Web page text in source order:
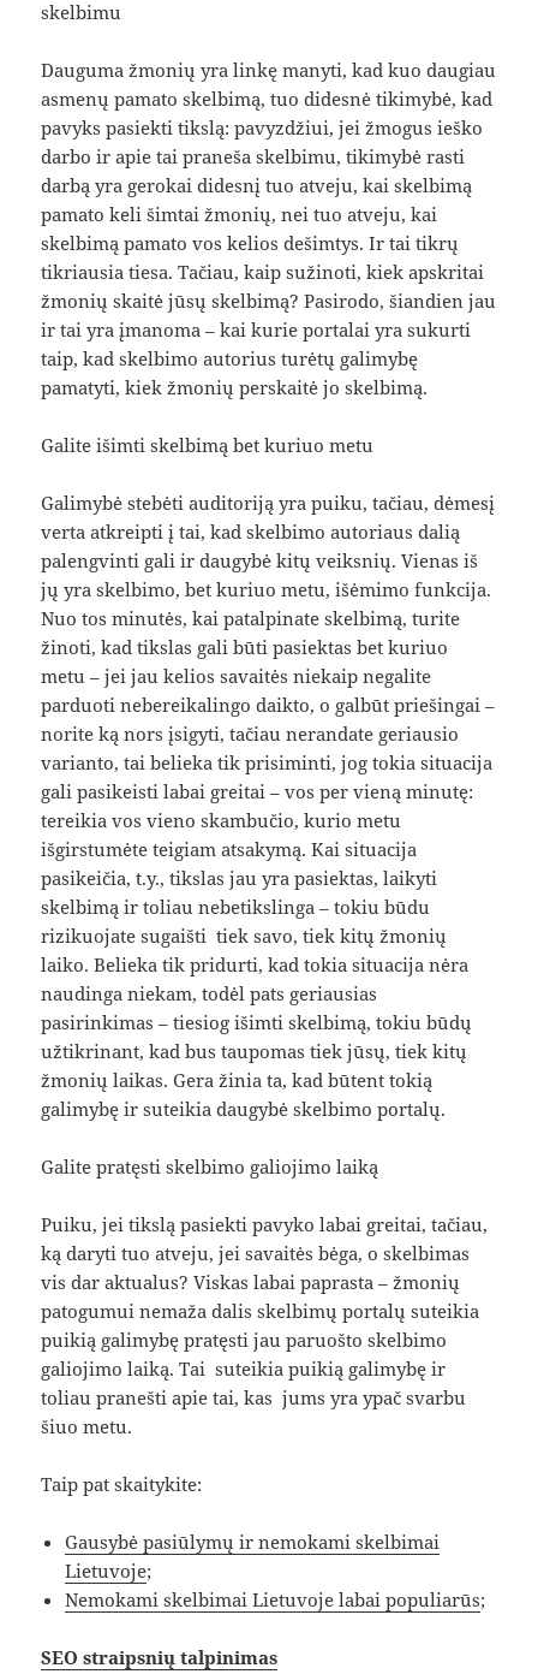
skelbimu
Dauguma žmonių yra linkę manyti, kad kuo daugiau
asmenų pamato skelbimą, tuo didesnė tikimybė, kad
pavyks pasiekti tikslą: pavyzdžiui, jei žmogus ieško
darbo ir apie tai praneša skelbimu, tikimybė rasti
darbą yra gerokai didesnį tuo atveju, kai skelbimą
pamato keli šimtai žmonių, nei tuo atveju, kai
skelbimą pamato vos kelios dešimtys. Ir tai tikrų
tikriausia tiesa. Tačiau, kaip sužinoti, kiek apskritai
žmonių skaitė jūsų skelbimą? Pasirodo, šiandien jau
ir tai yra įmanoma – kai kurie portalai yra sukurti
taip, kad skelbimo autorius turėtų galimybę
pamatyti, kiek žmonių perskaitė jo skelbimą.
Galite išimti skelbimą bet kuriuo metu
Galimybė stebėti auditoriją yra puiku, tačiau, dėmesį
verta atkreipti į tai, kad skelbimo autoriaus dalią
palengvinti gali ir daugybė kitų veiksnių. Vienas iš
jų yra skelbimo, bet kuriuo metu, išėmimo funkcija.
Nuo tos minutės, kai patalpinate skelbimą, turite
žinoti, kad tikslas gali būti pasiektas bet kuriuo
metu – jei jau kelios savaitės niekaip negalite
parduoti nebereikalingo daikto, o galbūt priešingai –
norite ką nors įsigyti, tačiau nerandate geriausio
varianto, tai belieka tik prisiminti, jog tokia situacija
gali pasikeisti labai greitai – vos per vieną minutę:
tereikia vos vieno skambučio, kurio metu
išgirstumėte teigiam atsakymą. Kai situacija
pasikeičia, t.y., tikslas jau yra pasiektas, laikyti
skelbimą ir toliau nebetikslinga – tokiu būdu
rizikuojate sugaišti tiek savo, tiek kitų žmonių
laiko. Belieka tik pridurti, kad tokia situacija nėra
naudinga niekam, todėl pats geriausias
pasirinkimas – tiesiog išimti skelbimą, tokiu būdų
užtikrinant, kad bus taupomas tiek jūsų, tiek kitų
žmonių laikas. Gera žinia ta, kad būtent tokią
galimybę ir suteikia daugybė skelbimo portalų.
Galite pratęsti skelbimo galiojimo laiką
Puiku, jei tikslą pasiekti pavyko labai greitai, tačiau,
ką daryti tuo atveju, jei savaitės bėga, o skelbimas
vis dar aktualus? Viskas labai paprasta – žmonių
patogumui nemaža dalis skelbimų portalų suteikia
puikią galimybę pratęsti jau paruošto skelbimo
galiojimo laiką. Tai suteikia puikią galimybę ir
toliau pranešti apie tai, kas jums yra ypač svarbu
šiuo metu.
Taip pat skaitykite:
Gausybė pasiūlymų ir nemokami skelbimai
Lietuvoje;
Nemokami skelbimai Lietuvoje labai populiarūs;
SEO straipsnių talpinimas